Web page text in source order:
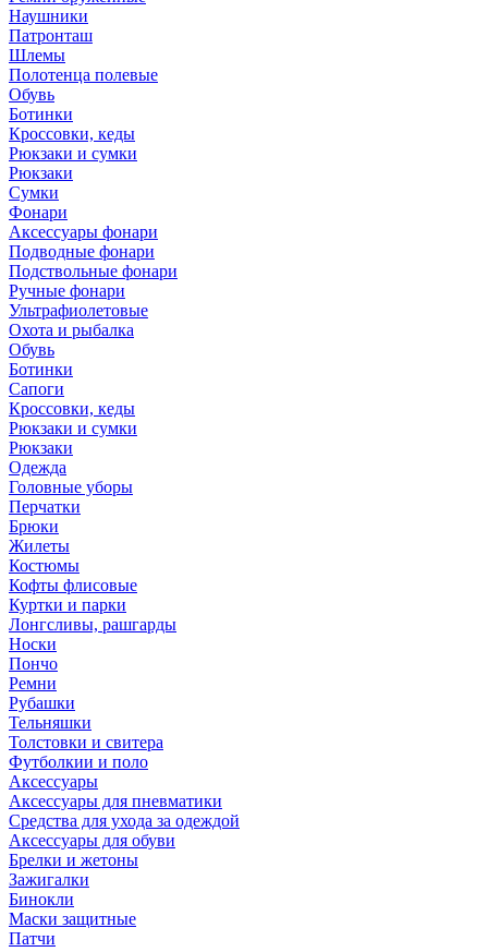
Наушники
Патронташ
Шлемы
Полотенца полевые
Обувь
Ботинки
Кроссовки, кеды
Рюкзаки и сумки
Рюкзаки
Сумки
Фонари
Аксессуары фонари
Подводные фонари
Подствольные фонари
Ручные фонари
Ультрафиолетовые
Охота и рыбалка
Обувь
Ботинки
Сапоги
Кроссовки, кеды
Рюкзаки и сумки
Рюкзаки
Одежда
Головные уборы
Перчатки
Брюки
Жилеты
Костюмы
Кофты флисовые
Куртки и парки
Лонгсливы, рашгарды
Носки
Пончо
Ремни
Рубашки
Тельняшки
Толстовки и свитера
Футболкии и поло
Аксессуары
Аксессуары для пневматики
Средства для ухода за одеждой
Аксессуары для обуви
Брелки и жетоны
Зажигалки
Бинокли
Маски защитные
Патчи